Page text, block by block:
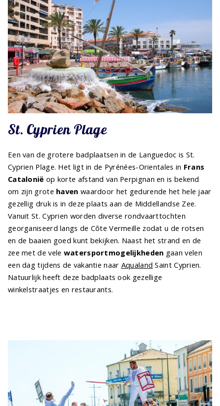
St. Cyprien Plage
Een van de grotere badplaatsen in de Languedoc is St.
Cyprien Plage. Het ligt in de Pyrénées-Orientales in Frans
Catalonië op korte afstand van Perpignan en is bekend
om zijn grote haven waardoor het gedurende het hele jaar
gezellig druk is in deze plaats aan de Middellandse Zee.
Vanuit St. Cyprien worden diverse rondvaarttochten
georganiseerd langs de Côte Vermeille zodat u de rotsen
en de baaien goed kunt bekijken. Naast het strand en de
zee met de vele watersportmogelijkheden gaan velen
een dag tijdens de vakantie naar Aqualand Saint Cyprien.
Natuurlijk heeft deze badplaats ook gezellige
winkelstraatjes en restaurants.